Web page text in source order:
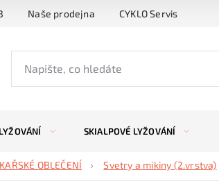
Naše prodejna CYKLO Servis
SKIALPOVÉ LYŽOVÁNÍ
OBLEČENÍ Svetry a mikiny (2.vrstva)